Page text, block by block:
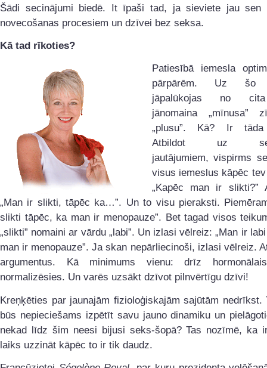
Šādi secinājumi biedē. It īpaši tad, ja sieviete jau sen
novecošanas procesiem un dzīvei bez seksa.
Kā tad rīkoties?
Patiesībā iemesla
pārpārēm. Uz šo
jāpalūkojas no
jānomaina „mīnusa”
„plusu”. Kā? Ir tāda
Atbildot uz
jautājumiem, vispirms
visus iemeslus kāpēc
„Kapēc man ir slikti?”
„Man ir slikti, tāpēc ka…”. Un to visu pieraksti.
slikti tāpēc, ka man ir menopauze”. Bet tagad visos
„slikti” nomaini ar vārdu „labi”. Un izlasi vēlreiz: „Man ir
man ir menopauze”. Ja skan nepārliecinoši, izlasi vēlreiz.
argumentus. Kā minimums vienu: drīz
normalizēsies. Un varēs uzsākt dzīvot pilnvērtīgu dzīvi!
Kreņķēties par jaunajām fizioloģiskajām sajūtām nedrīkst.
būs nepieciešams izpētīt savu jauno dinamiku un
nekad līdz šim neesi bijusi seks-šopā? Tas nozīmē, ka
laiks uzzināt kāpēc to ir tik daudz.